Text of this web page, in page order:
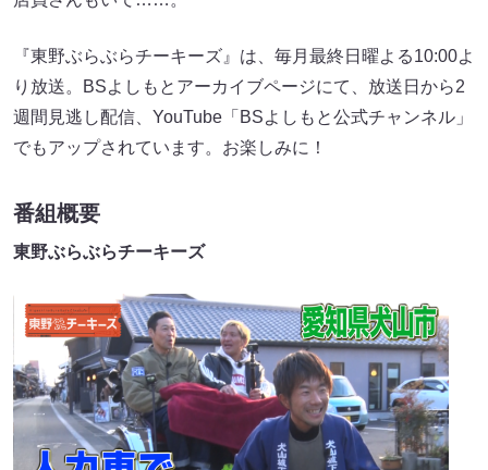
『東野ぶらぶらチーキーズ』​​は、毎月最終日曜よる10:00よ
り放送。BSよしもとアーカイブページにて、放送日から2
週間見逃し配信、YouTube「BSよしもと公式チャンネル」
でもアップされています。お楽しみに！
番組概要
東野ぶらぶらチーキーズ